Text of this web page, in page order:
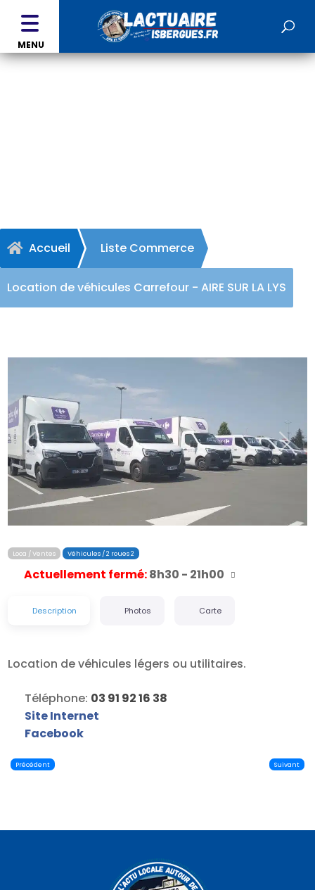
MENU
 Accueil Liste Commerce
Location de véhicules Carrefour - AIRE SUR LA LYS
Précédent
Loca / Ventes Véhicules / 2 roues 2
Actuellement fermé:8h30 - 21h00
Description Photos Carte
Location de véhicules légers ou utilitaires.
Téléphone: 03 91 92 16 38
Site Internet
Facebook
Précédent Suivant